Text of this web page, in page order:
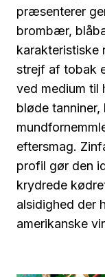
præsenterer
brombær,
karakteristiske
strejf af tobak
ved medium til
bløde
eftersmag.
profil gør den
krydrede
alsidighed der
amerikanske